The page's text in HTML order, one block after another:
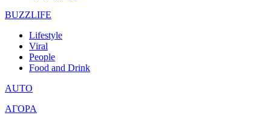
BUZZLIFE
Lifestyle
Viral
People
Food and Drink
AUTO
ΑΓΟΡΑ